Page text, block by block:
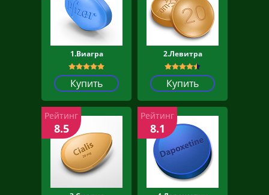
1.Виагра
Купить
2.Левитра
Купить
Рейтинг
8.5
Рейтинг
8.1